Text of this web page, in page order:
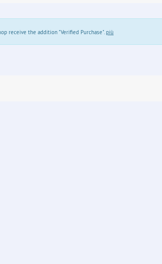
receive the addition "Verified Purchase".più